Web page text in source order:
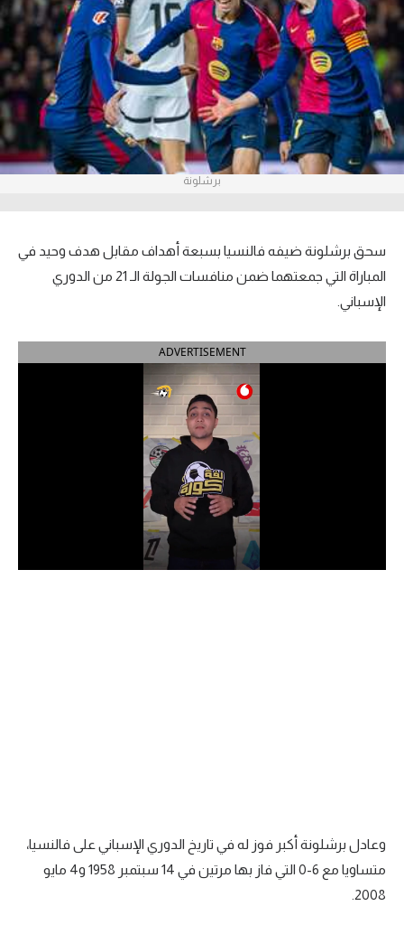
آراء حرة
ركن الألعاب
بطولات
أمريكا 2026
الدوري الإسباني
الدوري الإيطالي
الدوري السعودي للمحترفين
دوري أبطال إفريقيا
سعودي في الجول
الدوري الإنجليزي
برشلونة
سحق برشلونة ضيفه فالنسيا بسبعة أهداف مقابل هدف وحيد في
المباراة التي جمعتهما ضمن منافسات الجولة الـ 21 من الدوري
الإسباني.
ADVERTISEMENT
وعادل برشلونة أكبر فوز له في تاريخ الدوري الإسباني على فالنسيا،
متساويا مع 6-0 التي فاز بها مرتين في 14 سبتمبر 1958 و4 مايو
2008.